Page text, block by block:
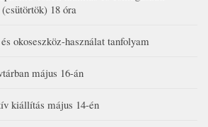
18 óra
okoseszköz-használat tanfolyam
május 16-án
kiállítás május 14-én